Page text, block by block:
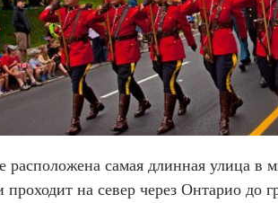
расположена самая длинная улица
на север через Онтарио